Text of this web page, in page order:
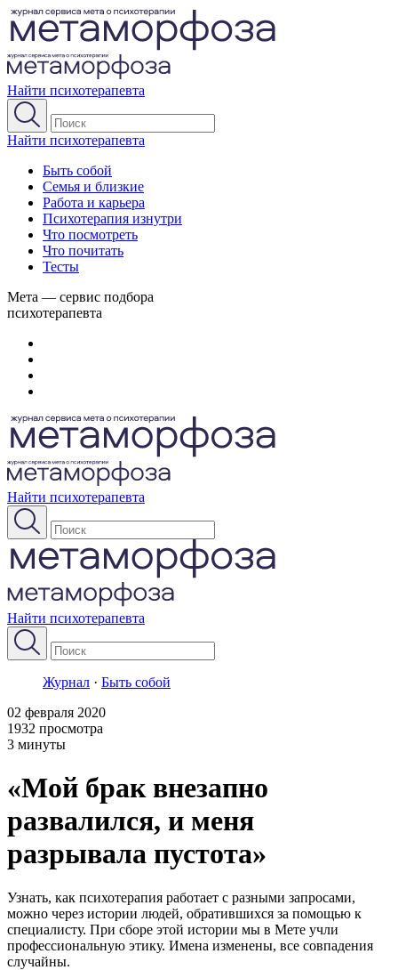
Найти психотерапевта
Найти психотерапевта
Быть собой
Семья и близкие
Работа и карьера
Психотерапия изнутри
Что посмотреть
Что почитать
Тесты
Мета — сервис подбора
психотерапевта
Найти психотерапевта
Найти психотерапевта
Журнал · Быть собой
02 февраля 2020
1932 просмотра
3 минуты
«Мой брак внезапно
развалился, и меня
разрывала пустота»
Узнать, как психотерапия работает с разными запросами,
можно через истории людей, обратившихся за помощью к
специалисту. При сборе этой истории мы в Мете учли
профессиональную этику. Имена изменены, все совпадения
случайны.